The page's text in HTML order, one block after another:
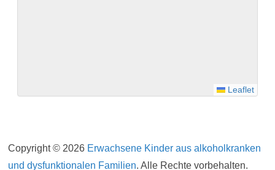
Leaflet
Copyright © 2026 Erwachsene Kinder aus alkoholkranken
und dysfunktionalen Familien. Alle Rechte vorbehalten.